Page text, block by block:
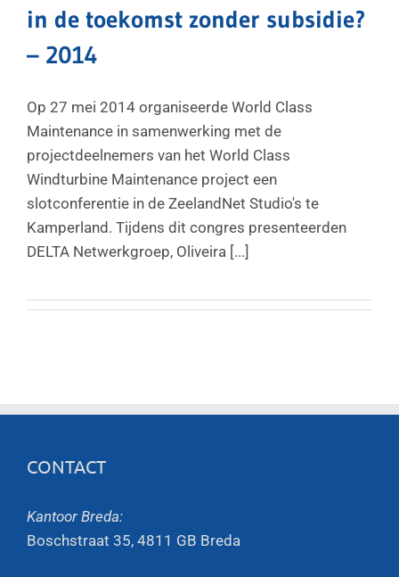
in de toekomst zonder subsidie?
– 2014
Op 27 mei 2014 organiseerde World Class
Maintenance in samenwerking met de
projectdeelnemers van het World Class
Windturbine Maintenance project een
slotconferentie in de ZeelandNet Studio's te
Kamperland. Tijdens dit congres presenteerden
DELTA Netwerkgroep, Oliveira [...]
CONTACT
Kantoor Breda:
Boschstraat 35, 4811 GB Breda